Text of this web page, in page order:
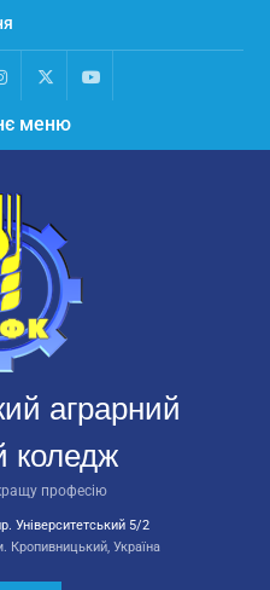
життя
Instagram Youtube
меню
аграрний
коледж
професію
Університетський 5/2
Кропивницький, Україна